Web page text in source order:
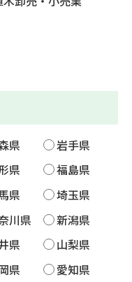
県
岩手県
県
福島県
県
埼玉県
川県
新潟県
県
山梨県
県
愛知県